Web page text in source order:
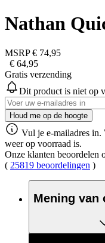
Nathan
MSRP € 74,95
€ 64,95
Gratis verzending
Dit product is niet op
Houd me op de hoogte
Vul je e-mailadres in.
weer op voorraad is.
Onze klanten beoordelen
( 25819 beoordelingen )
Mening van